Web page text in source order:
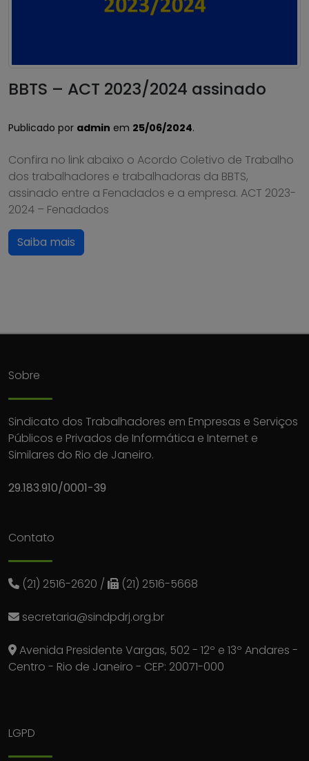
BBTS – ACT 2023/2024 assinado
Publicado por admin em 25/06/2024.
Confira no link abaixo o Acordo Coletivo de Trabalho
dos trabalhadores e trabalhadoras da BBTS,
assinado entre a Fenadados e a empresa. ACT 2023-
2024 – Fenadados
Saiba mais
Sobre
Sindicato dos Trabalhadores em Empresas e Serviços
Públicos e Privados de Informática e Internet e
Similares do Rio de Janeiro.
29.183.910/0001-39
Contato
(21) 2516-2620 / (21) 2516-5668
secretaria@sindpdrj.org.br
Avenida Presidente Vargas, 502 - 12º e 13º Andares -
Centro - Rio de Janeiro - CEP: 20071-000
LGPD